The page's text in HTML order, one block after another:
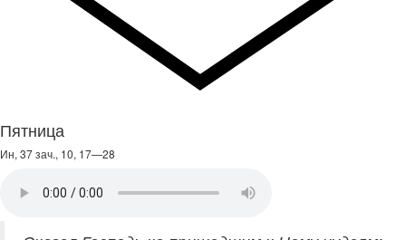
Пятница
Ин, 37 зач., 10, 17—28